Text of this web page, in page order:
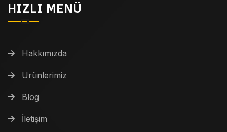
HIZLI MENÜ
Hakkımızda
Ürünlerimiz
Blog
İletişim